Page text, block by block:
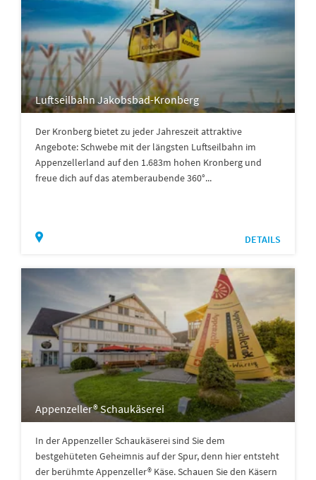
Luftseilbahn Jakobsbad-Kronberg
Der Kronberg bietet zu jeder Jahreszeit attraktive
Angebote: Schwebe mit der längsten Luftseilbahn im
Appenzellerland auf den 1.683m hohen Kronberg und
freue dich auf das atemberaubende 360°...
DETAILS
Appenzeller® Schaukäserei
In der Appenzeller Schaukäserei sind Sie dem
bestgehüteten Geheimnis auf der Spur, denn hier entsteht
der berühmte Appenzeller® Käse. Schauen Sie den Käsern